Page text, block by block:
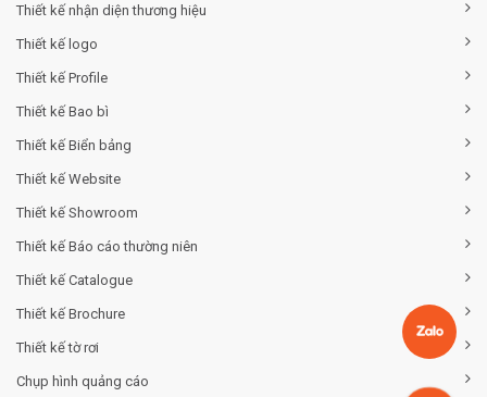
Thiết kế nhận diện thương hiệu
Thiết kế logo
Thiết kế Profile
Thiết kế Bao bì
Thiết kế Biển bảng
Thiết kế Website
Thiết kế Showroom
Thiết kế Báo cáo thường niên
Thiết kế Catalogue
Thiết kế Brochure
Thiết kế tờ rơi
Chụp hình quảng cáo